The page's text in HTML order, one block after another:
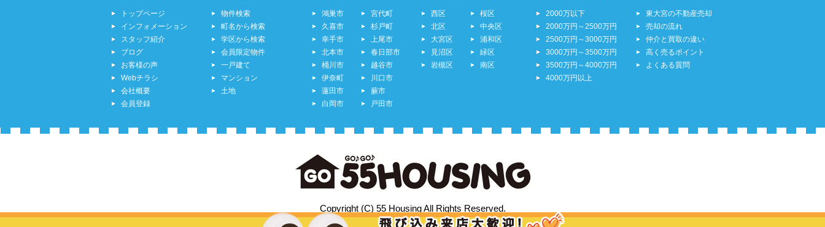
トップページ
インフォメーション
スタッフ紹介
ブログ
お客様の声
Webチラシ
会社概要
会員登録
物件検索
町名から検索
学区から検索
会員限定物件
一戸建て
マンション
土地
鴻巣市
久喜市
幸手市
北本市
桶川市
伊奈町
蓮田市
白岡市
宮代町
杉戸町
上尾市
春日部市
越谷市
川口市
蕨市
戸田市
西区
北区
大宮区
見沼区
岩槻区
桜区
中央区
浦和区
緑区
南区
2000万以下
2000万円～2500万円
2500万円～3000万円
3000万円～3500万円
3500万円～4000万円
4000万円以上
東大宮の不動産売却
売却の流れ
仲介と買取の違い
高く売るポイント
よくある質問
Copyright (C) 55 Housing All Rights Reserved.